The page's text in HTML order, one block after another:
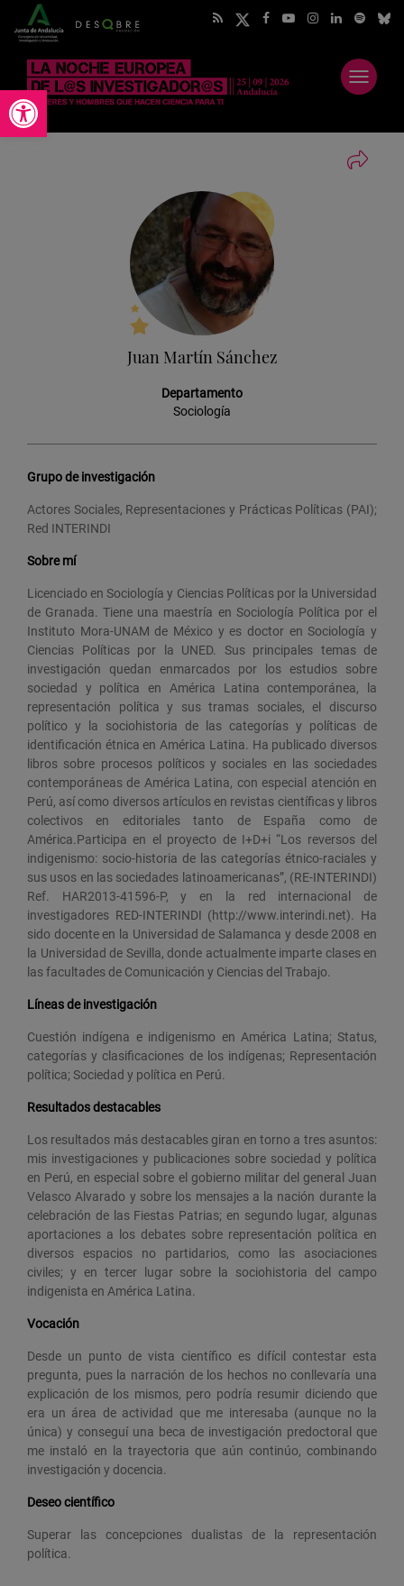
Abrir barra de herramientas
Abrir
menú
Juan Martín Sánchez
Departamento
Sociología
Grupo de investigación
Actores Sociales, Representaciones y Prácticas Políticas (PAI);
Red INTERINDI
Sobre mí
Licenciado en Sociología y Ciencias Políticas por la Universidad
de Granada. Tiene una maestría en Sociología Política por el
Instituto Mora-UNAM de México y es doctor en Sociología y
Ciencias Políticas por la UNED. Sus principales temas de
investigación quedan enmarcados por los estudios sobre
sociedad y política en América Latina contemporánea, la
representación política y sus tramas sociales, el discurso
político y la sociohistoria de las categorías y políticas de
identificación étnica en América Latina. Ha publicado diversos
libros sobre procesos políticos y sociales en las sociedades
contemporáneas de América Latina, con especial atención en
Perú, así como diversos artículos en revistas científicas y libros
colectivos en editoriales tanto de España como de
América.Participa en el proyecto de I+D+i “Los reversos del
indigenismo: socio-historia de las categorías étnico-raciales y
sus usos en las sociedades latinoamericanas”, (RE-INTERINDI)
Ref. HAR2013-41596-P, y en la red internacional de
investigadores RED-INTERINDI (http://www.interindi.net). Ha
sido docente en la Universidad de Salamanca y desde 2008 en
la Universidad de Sevilla, donde actualmente imparte clases en
las facultades de Comunicación y Ciencias del Trabajo.
Líneas de investigación
Cuestión indígena e indigenismo en América Latina; Status,
categorías y clasificaciones de los indígenas; Representación
política; Sociedad y política en Perú.
Resultados destacables
Los resultados más destacables giran en torno a tres asuntos:
mis investigaciones y publicaciones sobre sociedad y política
en Perú, en especial sobre el gobierno militar del general Juan
Velasco Alvarado y sobre los mensajes a la nación durante la
celebración de las Fiestas Patrias; en segundo lugar, algunas
aportaciones a los debates sobre representación política en
diversos espacios no partidarios, como las asociaciones
civiles; y en tercer lugar sobre la sociohistoria del campo
indigenista en América Latina.
Vocación
Desde un punto de vista científico es difícil contestar esta
pregunta, pues la narración de los hechos no conllevaría una
explicación de los mismos, pero podría resumir diciendo que
era un área de actividad que me interesaba (aunque no la
única) y conseguí una beca de investigación predoctoral que
me instaló en la trayectoria que aún continúo, combinando
investigación y docencia.
Deseo científico
Superar las concepciones dualistas de la representación
política.